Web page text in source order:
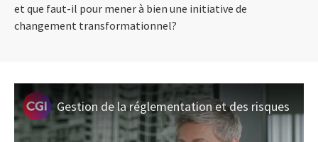
et que faut-il pour mener à bien une initiative de
changement transformationnel?
Gestion de la réglementation et des risques